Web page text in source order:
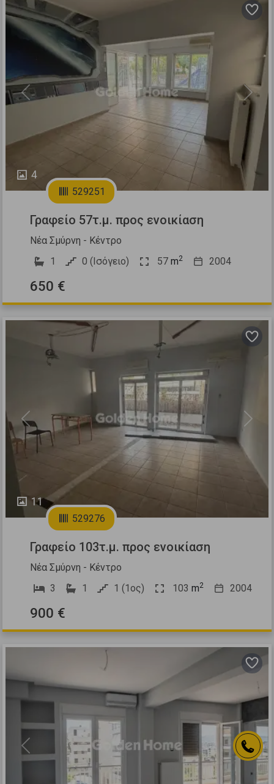
4
Previous Next
529251
Γραφείο 57τ.μ. προς ενοικίαση
Νέα Σμύρνη - Κέντρο
1
0 (Ισόγειο) 57 m2 2004
650 €
11
Previous Next
529276
Γραφείο 103τ.μ. προς ενοικίαση
Νέα Σμύρνη - Κέντρο
3
1 1 (1ος) 103 m2 2004
900 €
Previous Next